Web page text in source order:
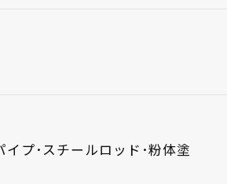
イプ･スチールロッド･粉体塗